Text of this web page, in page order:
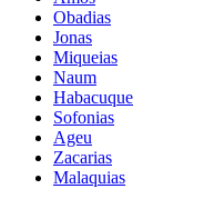
Obadias
Jonas
Miqueias
Naum
Habacuque
Sofonias
Ageu
Zacarias
Malaquias